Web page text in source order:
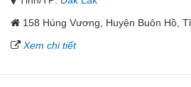
158 Hùng Vương, Huyện Buôn Hồ,
Xem chi tiết